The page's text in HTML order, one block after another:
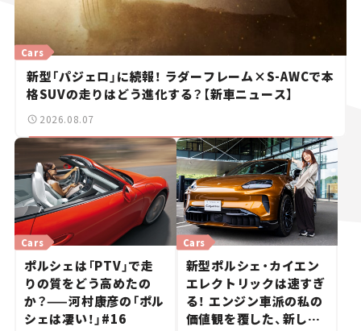
新型「パジェロ」に続報！ ラダーフレーム×S-AWCで本
格SUVの走りはどう進化する？【新車ニュース】
Cars
2026.08.07
ポルシェは「PTV」で走
りの質をどう高めたの
か？——河村康彦の「ポル
シェは凄い！」#16
Cars
新型ポルシェ・カイエン
エレクトリックは速すぎ
る！ エンジン車派の私の
価値観を覆した、新しい
Cars